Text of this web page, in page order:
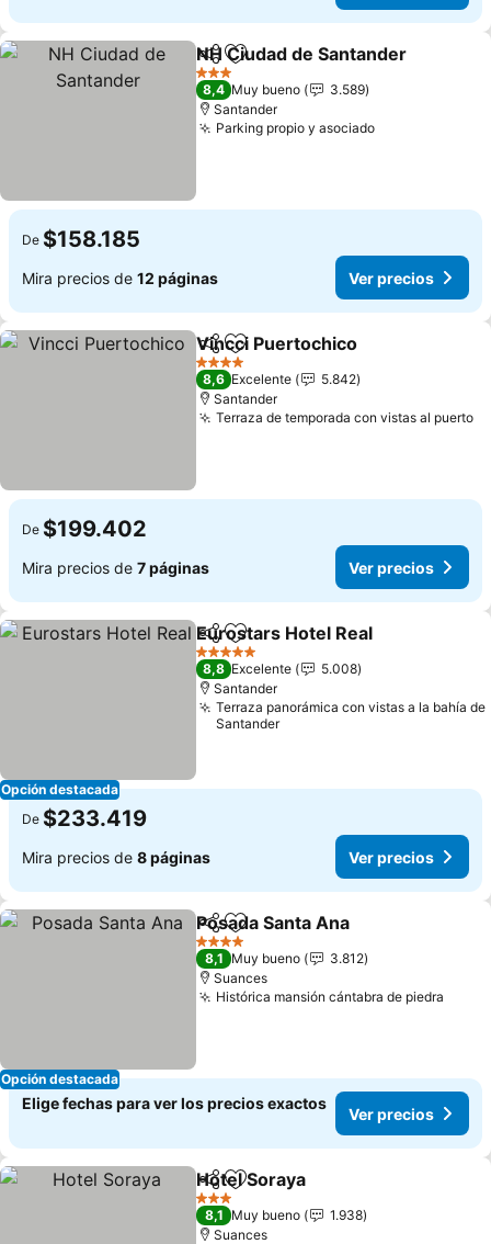
CompartirAgregar a favoritos
NH Ciudad de Santander
3 Estrellas
8,4 Muy bueno
3.589
Santander
Parking propio y asociado
De $158.185
Mira precios de 12 páginas Ver precios
CompartirAgregar a favoritos
Vincci Puertochico
4 Estrellas
8,6 Excelente
5.842
Santander
Terraza de temporada con vistas al puerto
De $199.402
Mira precios de 7 páginas Ver precios
Opción destacada
CompartirAgregar a favoritos
Eurostars Hotel Real
5 Estrellas
8,8 Excelente
5.008
Santander
Terraza panorámica con vistas a la bahía de
Santander
De $233.419
Mira precios de 8 páginas Ver precios
Opción destacada
CompartirAgregar a favoritos
Posada Santa Ana
4 Estrellas
8,1 Muy bueno
3.812
Suances
Histórica mansión cántabra de piedra
Elige fechas para ver los precios exactos
Ver precios
CompartirAgregar a favoritos
Hotel Soraya
3 Estrellas
8,1 Muy bueno
1.938
Suances